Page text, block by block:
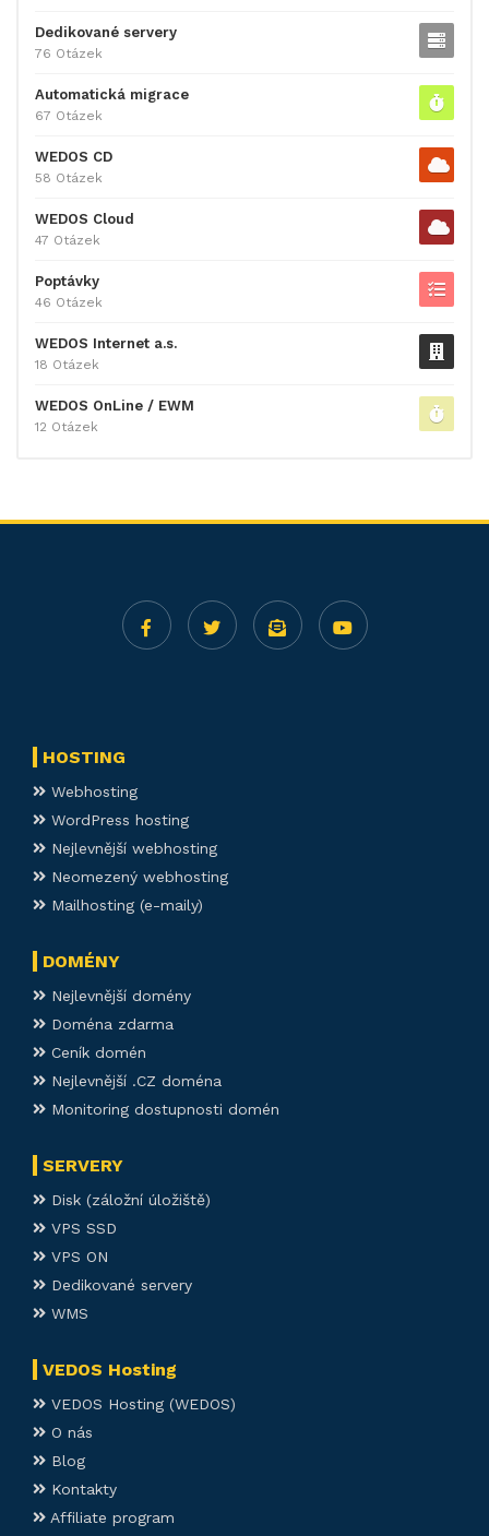
Dedikované servery
76 Otázek
Automatická migrace
67 Otázek
WEDOS CD
58 Otázek
WEDOS Cloud
47 Otázek
Poptávky
46 Otázek
WEDOS Internet a.s.
18 Otázek
WEDOS OnLine / EWM
12 Otázek
HOSTING
Webhosting
WordPress hosting
Nejlevnější webhosting
Neomezený webhosting
Mailhosting (e-maily)
DOMÉNY
Nejlevnější domény
Doména zdarma
Ceník domén
Nejlevnější .CZ doména
Monitoring dostupnosti domén
SERVERY
Disk (záložní úložiště)
VPS SSD
VPS ON
Dedikované servery
WMS
VEDOS Hosting
VEDOS Hosting (WEDOS)
O nás
Blog
Kontakty
Affiliate program